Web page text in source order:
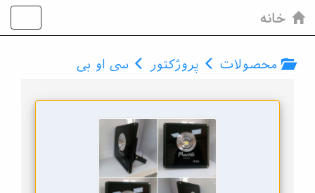
خانه
محصولات پروژکتور سی او بی